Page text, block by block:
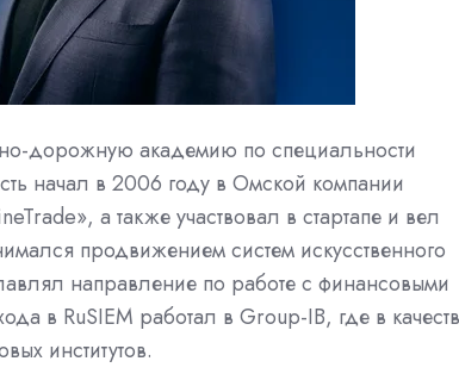
дорожную академию по специальности
начал в 2006 году в Омской компании
а также участвовал в стартапе и вел
продвижением систем искусственного
направление по работе с финансовыми
в RuSIEM работал в Group-IB, где в
институтов.